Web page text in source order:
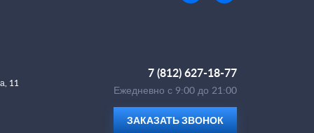
11
7 (812) 627-18-77
Ежедневно с 9:00 до 21:00
ЗАКАЗАТЬ ЗВОНОК